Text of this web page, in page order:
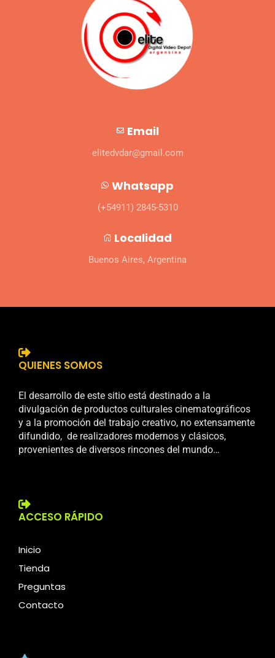
Email
elitedvdar@gmail.com
Whatsapp
(+54911) 2845-5310
Localidad
Buenos Aires, Argentina
QUIENES SOMOS
El desarrollo de este sitio está destinado a la
divulgación de productos culturales cinematográficos
y a la promoción del trabajo creativo, no extensamente
difundido, de realizadores modernos y clásicos,
provenientes de diversos rincones del mundo…
ACCESO RÁPIDO
Inicio
Tienda
Preguntas
Contacto